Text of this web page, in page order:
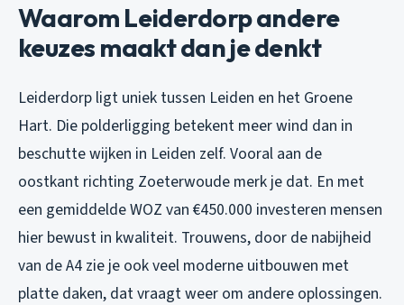
Waarom Leiderdorp andere
keuzes maakt dan je denkt
Leiderdorp ligt uniek tussen Leiden en het Groene
Hart. Die polderligging betekent meer wind dan in
beschutte wijken in Leiden zelf. Vooral aan de
oostkant richting Zoeterwoude merk je dat. En met
een gemiddelde WOZ van €450.000 investeren mensen
hier bewust in kwaliteit. Trouwens, door de nabijheid
van de A4 zie je ook veel moderne uitbouwen met
platte daken, dat vraagt weer om andere oplossingen.